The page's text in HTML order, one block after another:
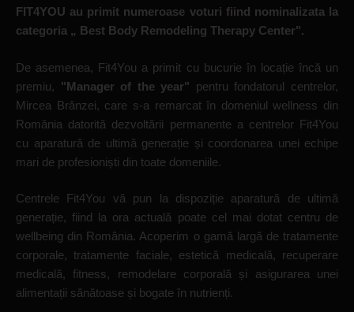
FIT4YOU au primit numeroase voturi fiind nominalizata la
categoria „ Best Body Remodeling Therapy Center".
De asemenea, Fit4You a primit cu bucurie în locație încă un
premiu, "Manager of the year" pentru fondatorul centrelor,
Mircea Brânzei, care s-a remarcat în domeniul wellness din
România datorită dezvoltării permanente a centrelor Fit4You
cu aparatură de ultimă generație și coordonarea unei echipe
mari de profesioniști din toate domeniile.
Centrele Fit4You vă pun la dispoziție aparatură de ultimă
generație, fiind la ora actuală poate cel mai dotat centru de
wellbeing din România. Acoperim o gamă largă de tratamente
corporale, tratamente faciale, estetică medicală, recuperare
medicală, fitness, remodelare corporală și asigurarea unei
alimentații sănătoase și bogate în nutrienți.